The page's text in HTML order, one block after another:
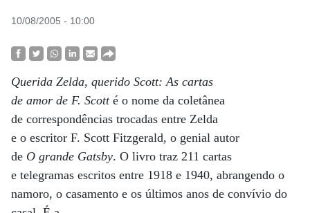
10/08/2005 - 10:00
Querida Zelda, querido Scott: As cartas
de amor de F. Scotté o nome da coletânea
de correspondências trocadas entre Zelda
e o escritor F. Scott Fitzgerald, o genial autor
de O grande Gatsby. O livro traz 211 cartas
e telegramas escritos entre 1918 e 1940, abrangendo o
namoro, o casamento e os últimos anos de convívio do